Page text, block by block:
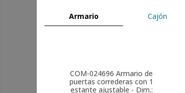
Armario Cajón
COM-024696 Armario de
puertas correderas con 1
estante ajustable - Dim.: